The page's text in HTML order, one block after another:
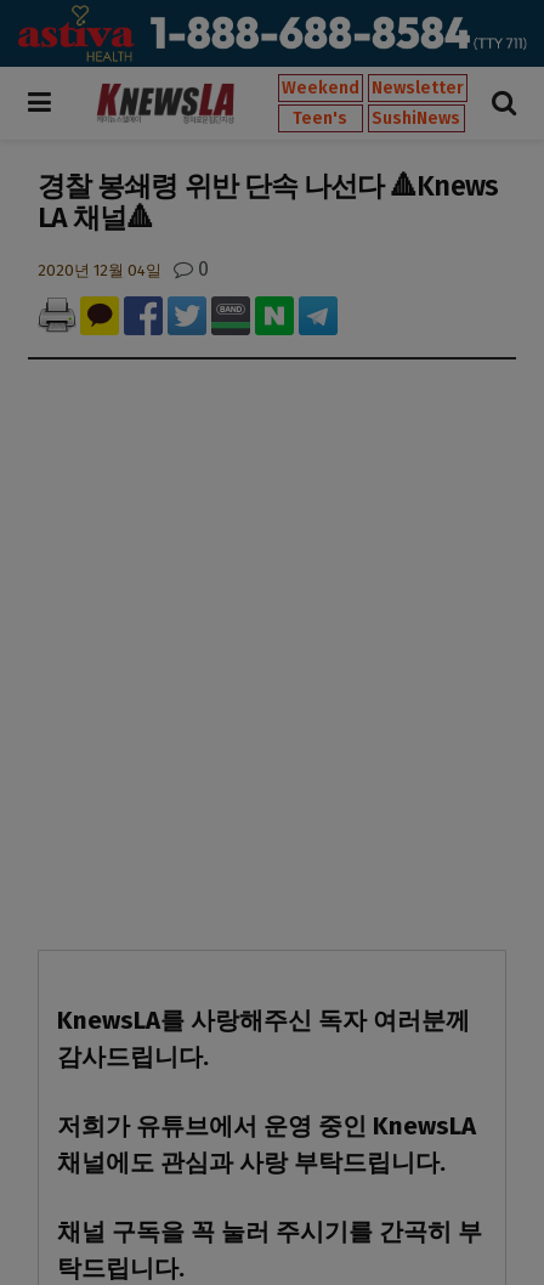
Weekend
Newsletter
Teen's
SushiNews
경찰 봉쇄령 위반 단속 나선다 🔺Knews
LA 채널🔺
2020년 12월 04일 0
KnewsLA를 사랑해주신 독자 여러분께
감사드립니다.
저희가 유튜브에서 운영 중인 KnewsLA
채널에도 관심과 사랑 부탁드립니다.
채널 구독을 꼭 눌러 주시기를 간곡히 부
탁드립니다.